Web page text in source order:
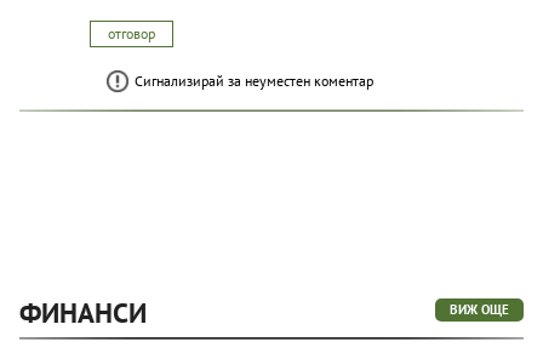
отговор
Сигнализирай за неуместен коментар
ФИНАНСИ ВИЖ ОЩЕ